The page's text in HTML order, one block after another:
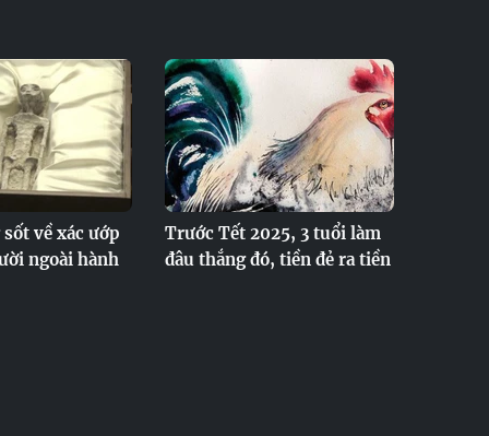
về xác ướp
ngoài hành
Trước Tết 2025, 3 tuổi làm
đâu thắng đó, tiền đẻ ra tiền